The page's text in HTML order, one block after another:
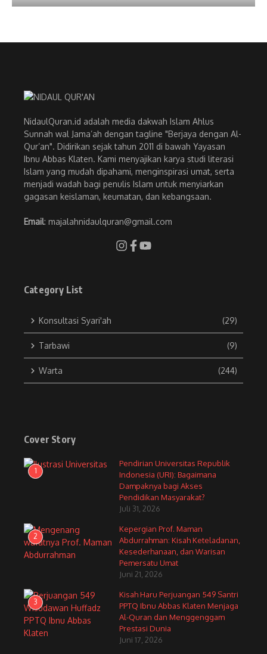
NidaulQuran.id adalah media dakwah Islam Ahlus
Sunnah wal Jama’ah dengan tagline "Berjaya dengan Al-
Qur’an". Didirikan sejak tahun 2011 di bawah Yayasan
Ibnu Abbas Klaten. Kami menyajikan karya studi literasi
Islam yang mudah dipahami, menginspirasi umat, serta
menjadi wadah bagi penulis Islam untuk menyiarkan
gagasan keislaman, keumatan, dan kebangsaan.
Email: majalahnidaulquran@gmail.com
Category List
Konsultasi Syari'ah (29)
Tarbawi (9)
Warta (244)
Cover Story
1
Pendirian Universitas Republik
Indonesia (URI): Bagaimana
Dampaknya bagi Akses
Pendidikan Masyarakat?
Juli 31, 2026
2
Kepergian Prof. Maman
Abdurrahman: Kisah Keteladanan,
Kesederhanaan, dan Warisan
Pemersatu Umat
Juni 21, 2026
3
Kisah Haru Perjuangan 549 Santri
PPTQ Ibnu Abbas Klaten Menjaga
Al-Quran dan Menggenggam
Prestasi Dunia
Juni 17, 2026